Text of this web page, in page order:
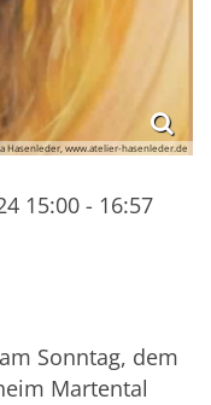
Hasenleder, www.atelier-hasenleder.de
15:00 - 16:57
Sonntag, dem
Martental